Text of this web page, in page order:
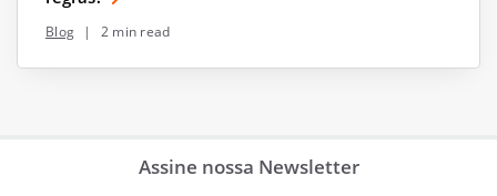
Blog | 2 min read
Assine nossa Newsletter